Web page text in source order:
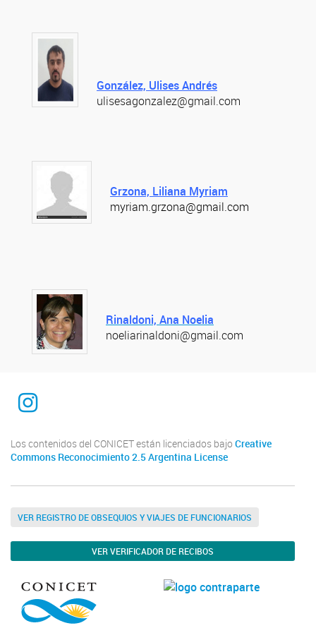
González, Ulises Andrés
ulisesagonzalez@gmail.com
Grzona, Liliana Myriam
myriam.grzona@gmail.com
Rinaldoni, Ana Noelia
noeliarinaldoni@gmail.com
INTEQUI
Los contenidos del CONICET están licenciados bajo Creative
Commons Reconocimiento 2.5 Argentina License
VER REGISTRO DE OBSEQUIOS Y VIAJES DE FUNCIONARIOS
VER VERIFICADOR DE RECIBOS